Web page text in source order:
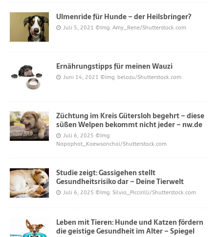
Ulmenride für Hunde – der Heilsbringer?
Juli 5, 2021 ©Img. Amy_Rene/Shutterstock.com
Ernährungstipps für meinen Wauzi
Juni 14, 2021 ©Img. belozu/Shutterstock.com
Züchtung im Kreis Gütersloh begehrt – diese
süßen Welpen bekommt nicht jeder – nw.de
Juli 6, 2025 ©Img.
Napaphat_Kaewsanchai/Shutterstock.com
Studie zeigt: Gassigehen stellt
Gesundheitsrisiko dar – Deine Tierwelt
Juli 6, 2025 ©Img. Silvia_Piccirilli/Shutterstock.com
Leben mit Tieren: Hunde und Katzen fördern
die geistige Gesundheit im Alter – Spiegel